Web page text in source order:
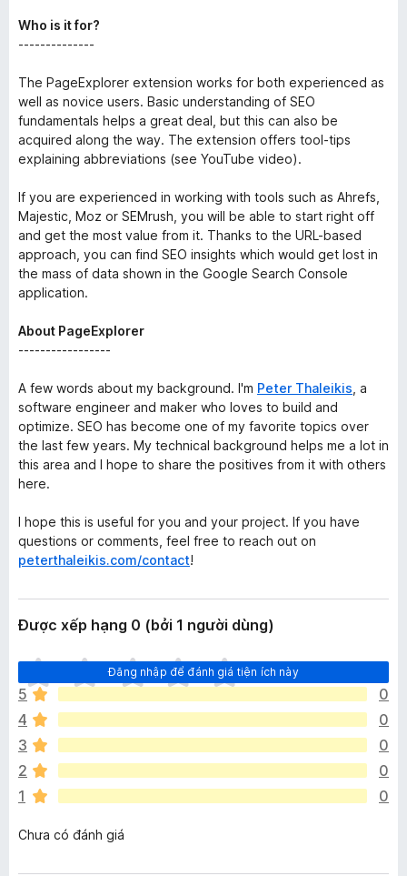
Who is it for?
--------------
The PageExplorer extension works for both experienced as
well as novice users. Basic understanding of SEO
fundamentals helps a great deal, but this can also be
acquired along the way. The extension offers tool-tips
explaining abbreviations (see YouTube video).
If you are experienced in working with tools such as Ahrefs,
Majestic, Moz or SEMrush, you will be able to start right off
and get the most value from it. Thanks to the URL-based
approach, you can find SEO insights which would get lost in
the mass of data shown in the Google Search Console
application.
About PageExplorer
-----------------
A few words about my background. I'm Peter Thaleikis , a
software engineer and maker who loves to build and
optimize. SEO has become one of my favorite topics over
the last few years. My technical background helps me a lot in
this area and I hope to share the positives from it with others
here.
I hope this is useful for you and your project. If you have
questions or comments, feel free to reach out on
peterthaleikis.com/contact!
Được xếp hạng 0 (bởi 1 người dùng)
Đăng nhập để đánh giá tiện ích này
C
h
ư
a
c
ó
x
ế
h
5
0
4
0
3
0
2
0
1
0
Chưa có đánh giá